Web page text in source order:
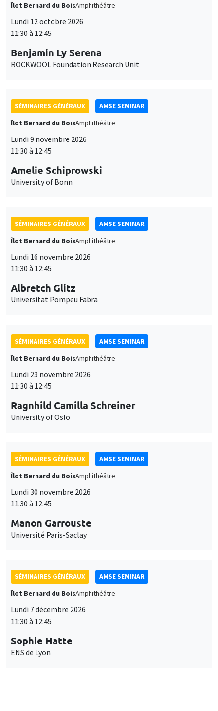
Îlot Bernard du BoisAmphithéâtre
Lundi 12 octobre 2026
11:30 à 12:45
Benjamin Ly Serena
ROCKWOOL Foundation Research Unit
SÉMINAIRES GÉNÉRAUX
AMSE SEMINAR
Îlot Bernard du BoisAmphithéâtre
Lundi 9 novembre 2026
11:30 à 12:45
Amelie Schiprowski
University of Bonn
SÉMINAIRES GÉNÉRAUX
AMSE SEMINAR
Îlot Bernard du BoisAmphithéâtre
Lundi 16 novembre 2026
11:30 à 12:45
Albretch Glitz
Universitat Pompeu Fabra
SÉMINAIRES GÉNÉRAUX
AMSE SEMINAR
Îlot Bernard du BoisAmphithéâtre
Lundi 23 novembre 2026
11:30 à 12:45
Ragnhild Camilla Schreiner
University of Oslo
SÉMINAIRES GÉNÉRAUX
AMSE SEMINAR
Îlot Bernard du BoisAmphithéâtre
Lundi 30 novembre 2026
11:30 à 12:45
Manon Garrouste
Université Paris-Saclay
SÉMINAIRES GÉNÉRAUX
AMSE SEMINAR
Îlot Bernard du BoisAmphithéâtre
Lundi 7 décembre 2026
11:30 à 12:45
Sophie Hatte
ENS de Lyon